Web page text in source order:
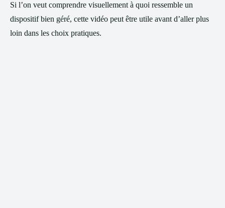
Si l’on veut comprendre visuellement à quoi ressemble un
dispositif bien géré, cette vidéo peut être utile avant d’aller plus
loin dans les choix pratiques.